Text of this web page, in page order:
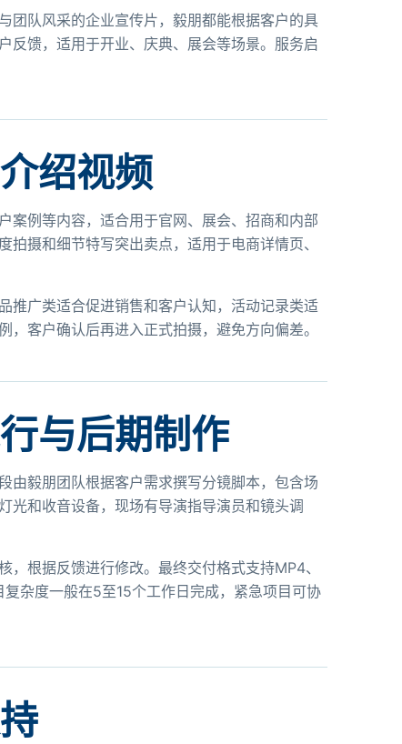
团队风采的企业宣传片，毅朋都能根据客户的具
反馈，适用于开业、庆典、展会等场景。服务启
绍视频
案例等内容，适合用于官网、展会、招商和内部
摄和细节特写突出卖点，适用于电商详情页、
推广类适合促进销售和客户认知，活动记录类适
客户确认后再进入正式拍摄，避免方向偏差。
与后期制作
由毅朋团队根据客户需求撰写分镜脚本，包含场
光和收音设备，现场有导演指导演员和镜头调
根据反馈进行修改。最终交付格式支持MP4、
杂度一般在5至15个工作日完成，紧急项目可协